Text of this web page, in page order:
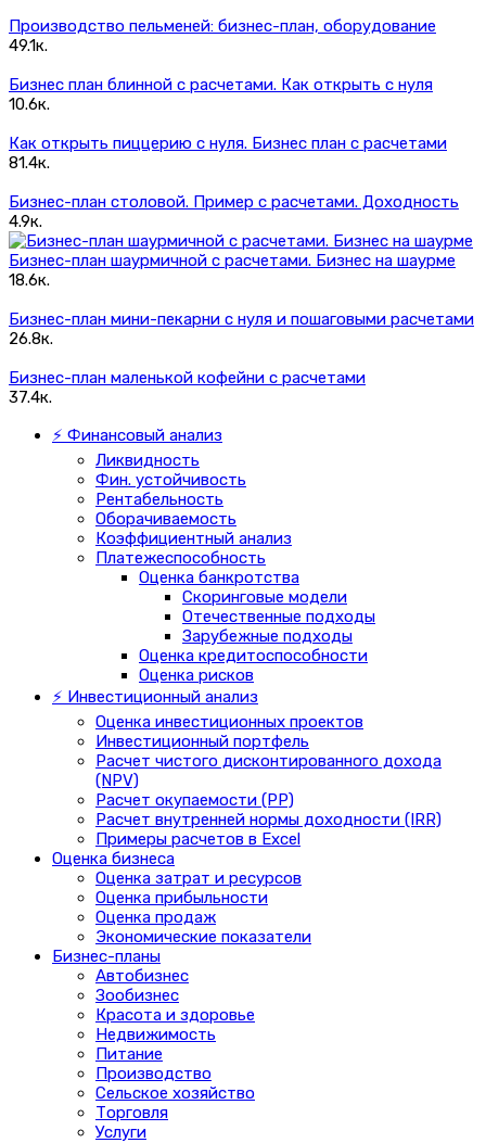
Производство пельменей: бизнес-план, оборудование
49.1к.
Бизнес план блинной с расчетами. Как открыть с нуля
10.6к.
Как открыть пиццерию с нуля. Бизнес план с расчетами
81.4к.
Бизнес-план столовой. Пример с расчетами. Доходность
4.9к.
Бизнес-план шаурмичной с расчетами. Бизнес на шаурме
18.6к.
Бизнес-план мини-пекарни с нуля и пошаговыми расчетами
26.8к.
Бизнес-план маленькой кофейни с расчетами
37.4к.
⚡ Финансовый анализ
Ликвидность
Фин. устойчивость
Рентабельность
Оборачиваемость
Коэффициентный анализ
Платежеспособность
Оценка банкротства
Скоринговые модели
Отечественные подходы
Зарубежные подходы
Оценка кредитоспособности
Оценка рисков
⚡ Инвестиционный анализ
Оценка инвестиционных проектов
Инвестиционный портфель
Расчет чистого дисконтированного дохода
(NPV)
Расчет окупаемости (PP)
Расчет внутренней нормы доходности (IRR)
Примеры расчетов в Excel
Оценка бизнеса
Оценка затрат и ресурсов
Оценка прибыльности
Оценка продаж
Экономические показатели
Бизнес-планы
Автобизнес
Зообизнес
Красота и здоровье
Недвижимость
Питание
Производство
Сельское хозяйство
Торговля
Услуги